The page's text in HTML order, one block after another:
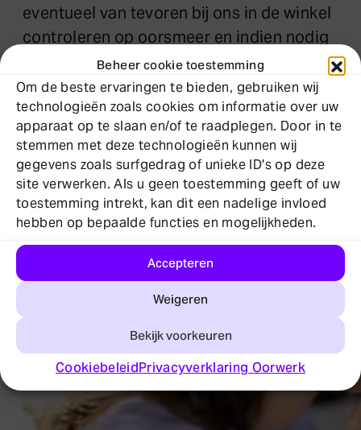
Beheer cookie toestemming
Om de beste ervaringen te bieden, gebruiken wij
technologieën zoals cookies om informatie over uw
apparaat op te slaan en/of te raadplegen. Door in te
stemmen met deze technologieën kunnen wij
gegevens zoals surfgedrag of unieke ID's op deze
site verwerken. Als u geen toestemming geeft of uw
toestemming intrekt, kan dit een nadelige invloed
hebben op bepaalde functies en mogelijkheden.
Accepteren
Weigeren
Bekijk voorkeuren
CookiebeleidPrivacyverklaring Oorwerk
eventueel van tevoren bij ons in de winkel
controleren op oorsmeer en indien nodig
bij de huisarts uitspuiten.